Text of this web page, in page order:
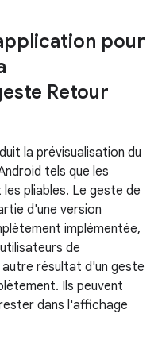
pour
Retour
la prévisualisation du
tels que les
pliables. Le geste de
d'une version
implémentée,
de
autre résultat d'un geste
Ils peuvent
dans l'affichage